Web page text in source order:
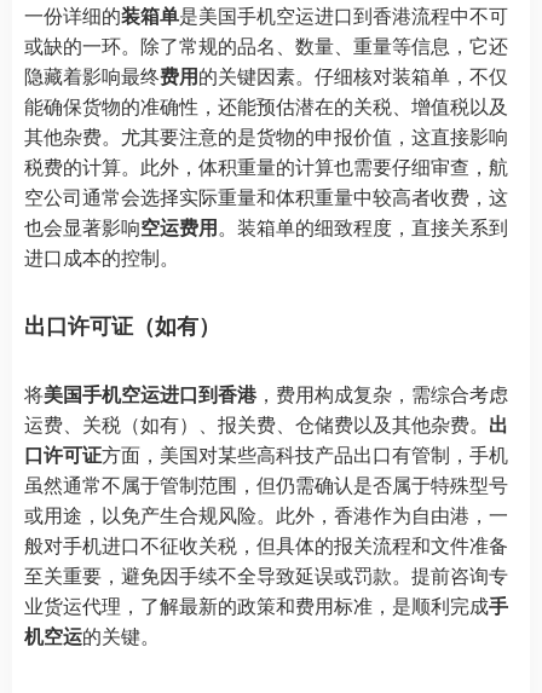
一份详细的装箱单是美国手机空运进口到香港流程中不可
或缺的一环。除了常规的品名、数量、重量等信息，它还
隐藏着影响最终费用的关键因素。仔细核对装箱单，不仅
能确保货物的准确性，还能预估潜在的关税、增值税以及
其他杂费。尤其要注意的是货物的申报价值，这直接影响
税费的计算。此外，体积重量的计算也需要仔细审查，航
空公司通常会选择实际重量和体积重量中较高者收费，这
也会显著影响空运费用。装箱单的细致程度，直接关系到
进口成本的控制。
出口许可证（如有）
将美国手机空运进口到香港，费用构成复杂，需综合考虑
运费、关税（如有）、报关费、仓储费以及其他杂费。 出
口许可证方面，美国对某些高科技产品出口有管制，手机
虽然通常不属于管制范围，但仍需确认是否属于特殊型号
或用途，以免产生合规风险。此外，香港作为自由港，一
般对手机进口不征收关税，但具体的报关流程和文件准备
至关重要，避免因手续不全导致延误或罚款。提前咨询专
业货运代理，了解最新的政策和费用标准，是顺利完成手
机空运的关键。